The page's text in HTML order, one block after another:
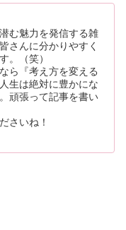
む魅力を発信する雑
さんに分かりやすく
。（笑）
ら『考え方を変える
生は絶対に豊かにな
頑張って記事を書い
さいね！